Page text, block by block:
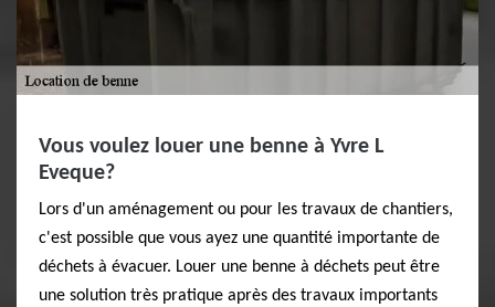
Vous voulez louer une benne à Yvre L
Eveque?
Lors d'un aménagement ou pour les travaux de chantiers,
c'est possible que vous ayez une quantité importante de
déchets à évacuer. Louer une benne à déchets peut être
une solution très pratique après des travaux importants